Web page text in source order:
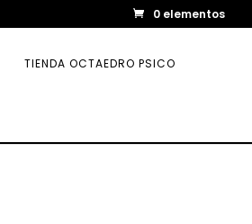
0 elementos
TIENDA OCTAEDRO PSICO